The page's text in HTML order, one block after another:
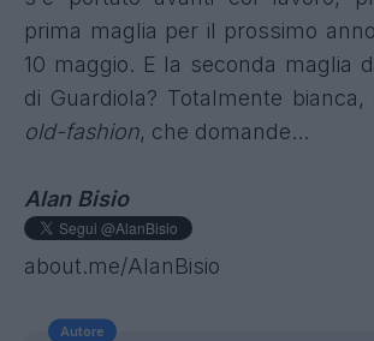
prima maglia per il prossimo anno
10 maggio. E la seconda maglia
di Guardiola? Totalmente
old-fashion, che domande...
Alan Bisio
about.me/AlanBisio
Autore